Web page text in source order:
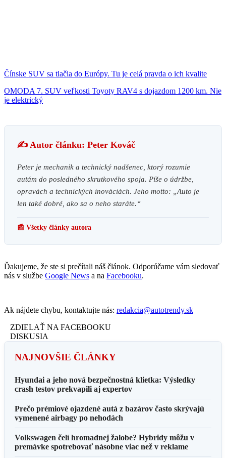
Čínske SUV sa tlačia do Európy. Tu je celá pravda o ich kvalite
OMODA 7. SUV veľkosti Toyoty RAV4 s dojazdom 1200 km. Nie
je elektrický
✍️ Autor článku: Peter Kováč
Peter je mechanik a technický nadšenec, ktorý rozumie
autám do posledného skrutkového spoja. Píše o údržbe,
opravách a technických inováciách. Jeho motto: „Auto je
len také dobré, ako sa o neho staráte.“
📰 Všetky články autora
Ďakujeme, že ste si prečítali náš článok. Odporúčame vám sledovať
nás v službe Google News a na Facebooku.
Ak nájdete chybu, kontaktujte nás: redakcia@autotrendy.sk
ZDIELAŤ NA FACEBOOKU
DISKUSIA
NAJNOVŠIE ČLÁNKY
Hyundai a jeho nová bezpečnostná klietka: Výsledky
crash testov prekvapili aj expertov
Prečo prémiové ojazdené autá z bazárov často skrývajú
vymenené airbagy po nehodách
Volkswagen čelí hromadnej žalobe? Hybridy môžu v
premávke spotrebovať násobne viac než v reklame